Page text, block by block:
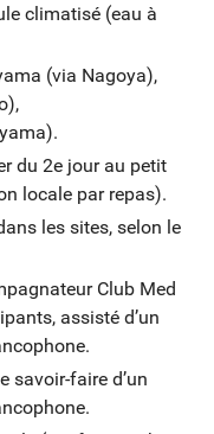
JR Clement.
Kurashiki
de Naoshima dans la
à l’art moderne où
respectent une
et le musée
ferry pour Uno et
Nuit au
climatisé (eau à
(via Nagoya),
du 2e jour au petit
locale par repas).
les sites, selon le
Club Med
assisté d’un
savoir-faire d’un